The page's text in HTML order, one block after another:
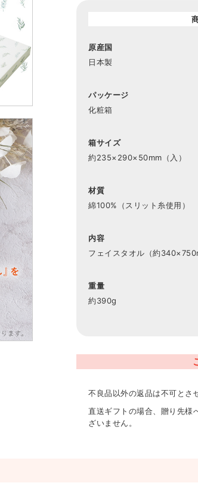
原産国
日本製
パッケージ
化粧箱
箱サイズ
約235×290×50mm（入）
材質
綿100%（スリット糸使用）
内容
フェイスタオル（約
重量
約390g
不良品以外の返品は不可とさ
直送ギフトの場合、贈り先様
ざいません。